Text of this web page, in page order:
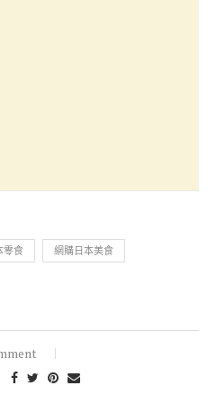
零食 網購日本美食